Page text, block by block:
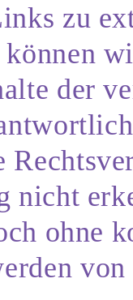
zu
der
nicht
ohne